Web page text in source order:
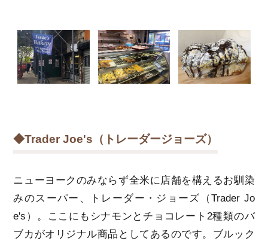
◆Trader Joe's（トレーダージョーズ）
ニューヨークのみならず全米に店舗を構えるお馴染
みのスーパー、トレーダー・ジョーズ（Trader Jo
e's）。ここにもシナモンとチョコレート2種類のバ
ブカがオリジナル商品としてあるのです。ブルック